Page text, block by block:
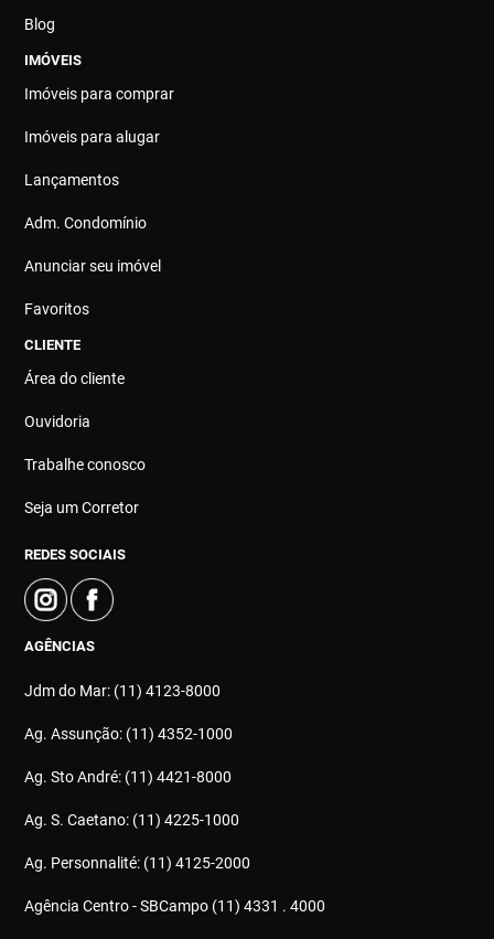
Blog
IMÓVEIS
Imóveis para comprar
Imóveis para alugar
Lançamentos
Adm. Condomínio
Anunciar seu imóvel
Favoritos
CLIENTE
Área do cliente
Ouvidoria
Trabalhe conosco
Seja um Corretor
REDES SOCIAIS
AGÊNCIAS
Jdm do Mar: (11) 4123-8000
Ag. Assunção: (11) 4352-1000
Ag. Sto André: (11) 4421-8000
Ag. S. Caetano: (11) 4225-1000
Ag. Personnalité: (11) 4125-2000
Agência Centro - SBCampo (11) 4331 . 4000